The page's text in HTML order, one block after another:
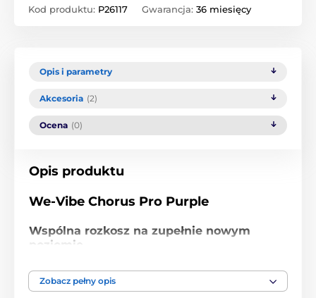
Kod produktu: P26117 Gwarancja: 36 miesięcy
Opis i parametry
Akcesoria (2)
Ocena (0)
Opis produktu
We-Vibe Chorus Pro Purple
Wspólna rozkosz na zupełnie nowym
poziomie
Chorus Pro to najpotężniejszy wibrator dla par marki
We-Vibe — zaprojektowany, aby pogłębiać doznania,
Zobacz pełny opis